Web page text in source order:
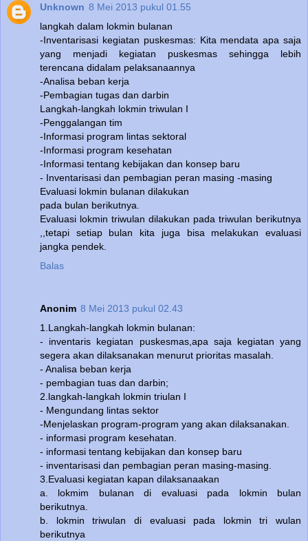
Unknown 8 Mei 2013 pukul 01.55
langkah dalam lokmin bulanan
-Inventarisasi kegiatan puskesmas: Kita mendata apa saja
yang menjadi kegiatan puskesmas sehingga lebih
terencana didalam pelaksanaannya
-Analisa beban kerja
-Pembagian tugas dan darbin
Langkah-langkah lokmin triwulan I
-Penggalangan tim
-Informasi program lintas sektoral
-Informasi program kesehatan
-Informasi tentang kebijakan dan konsep baru
- Inventarisasi dan pembagian peran masing -masing
Evaluasi lokmin bulanan dilakukan
pada bulan berikutnya.
Evaluasi lokmin triwulan dilakukan pada triwulan berikutnya
,,tetapi setiap bulan kita juga bisa melakukan evaluasi
jangka pendek.
Balas
Anonim 8 Mei 2013 pukul 02.43
1.Langkah-langkah lokmin bulanan:
- inventaris kegiatan puskesmas,apa saja kegiatan yang
segera akan dilaksanakan menurut prioritas masalah.
- Analisa beban kerja
- pembagian tuas dan darbin;
2.langkah-langkah lokmin triulan I
- Mengundang lintas sektor
-Menjelaskan program-program yang akan dilaksanakan.
- informasi program kesehatan.
- informasi tentang kebijakan dan konsep baru
- inventarisasi dan pembagian peran masing-masing.
3.Evaluasi kegiatan kapan dilaksanaakan
a. lokmim bulanan di evaluasi pada lokmin bulan
berikutnya.
b. lokmin triwulan di evaluasi pada lokmin tri wulan
berikutnya